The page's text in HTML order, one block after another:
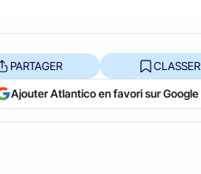
PARTAGER CLASSER
Ajouter Atlantico en favori sur Google